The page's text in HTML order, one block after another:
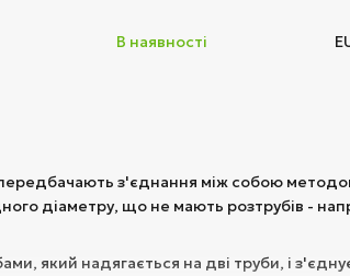
передбачають з'єднання між собою
діаметру, що не мають розтрубів -
який надягається на дві труби, і
В наявності